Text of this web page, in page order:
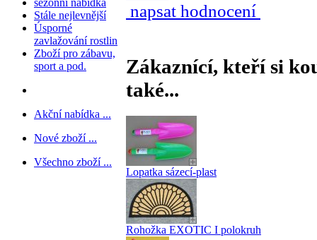
sezónní nabídka
Stále nejlevnější
Úsporné
zavlažování rostlin
Zboží pro zábavu,
sport a pod.
Akční nabídka ...
Nové zboží ...
Všechno zboží ...
napsat hodnocení
Zákaznící, kteří si
také...
Lopatka sázecí-plast
Rohožka EXOTIC I polokruh